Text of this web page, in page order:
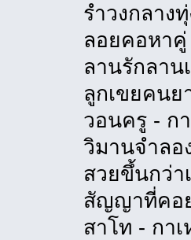
รำวงกลางทุ่
ลอยคอหาคู่ -
ลานรักลานเ
ลูกเขยคนยา
วอนครู - กา
วิมานจำลอง
สวยขึ้นกว่าเ
สัญญาที่คอย
สาโท - กาเ